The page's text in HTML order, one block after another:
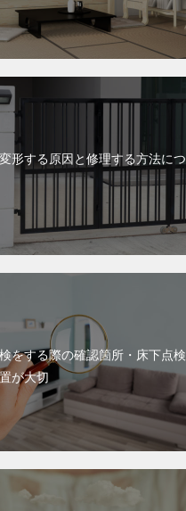
形する原因と修理する方法につ
をする際の確認箇所・床下点検
が大切